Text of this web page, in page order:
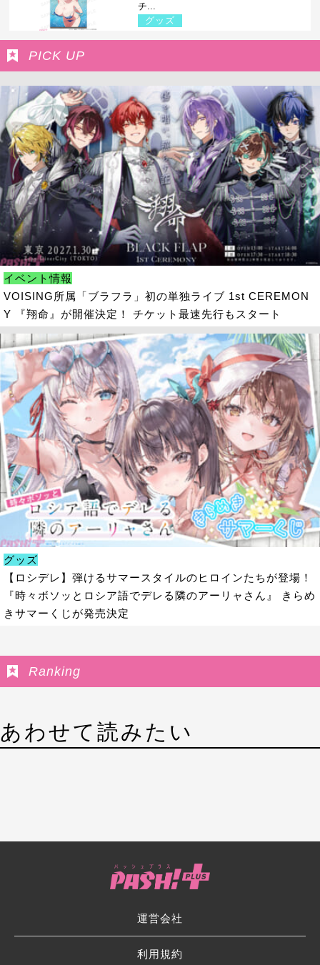
チ...
グッズ
PICK UP
イベント情報
VOISING所属「ブラフラ」初の単独ライブ 1st CEREMON
Y 『翔命』が開催決定！ チケット最速先行もスタート
グッズ
【ロシデレ】弾けるサマースタイルのヒロインたちが登場！
『時々ボソッとロシア語でデレる隣のアーリャさん』 きらめ
きサマーくじが発売決定
Ranking
あわせて読みたい
運営会社
利用規約